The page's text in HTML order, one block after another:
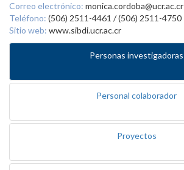
Correo electrónico: monica.cordoba@ucr.ac.cr
Teléfono: (506) 2511-4461 / (506) 2511-4750
Sitio web: www.sibdi.ucr.ac.cr
Personas investigadoras
Personal colaborador
Proyectos